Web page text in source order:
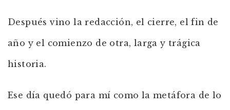
Después vino la redacción, el cierre, el fin de
año y el comienzo de otra, larga y trágica
historia.
Ese día quedó para mí como la metáfora de lo